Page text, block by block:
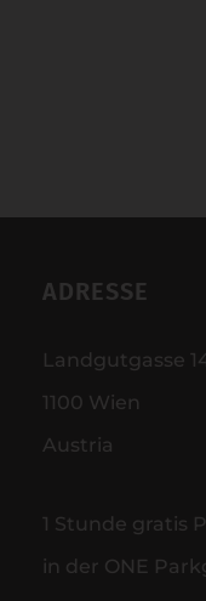
ADRESSE
Landgutgasse
1100 Wien
Austria
1 Stunde gratis
in der ONE